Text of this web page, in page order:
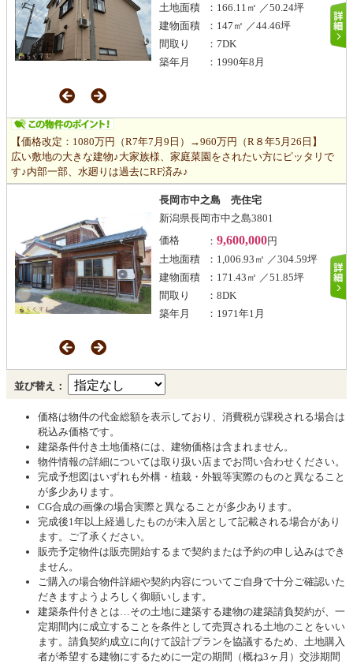
土地面積
：166.11㎡ ／50.24坪
建物面積
：147㎡ ／44.46坪
間取り
：7DK
築年月
：1990年8月
【価格改定：1080万円（R7年7月9日）→960万円（R８年5月26日】
広い敷地の大きな建物♪大家族様、家庭菜園をされたい方にピッタリで
す♪内部一部、水廻りは過去にRF済み♪
長岡市中之島 売住宅
新潟県長岡市中之島3801
価格
： 9,600,000円
土地面積
：1,006.93㎡ ／304.59坪
建物面積
：171.43㎡ ／51.85坪
間取り
：8DK
築年月
：1971年1月
並び替え：
価格は物件の代金総額を表示しており、消費税が課税される場合は
税込み価格です。
建築条件付き土地価格には、建物価格は含まれません。
物件情報の詳細については取り扱い店までお問い合わせください。
完成予想図はいずれも外構・植栽・外観等実際のものと異なること
が多少あります。
CG合成の画像の場合実際と異なることが多少あります。
完成後1年以上経過したものが未入居として記載される場合があり
ます。ご了承ください。
販売予定物件は販売開始するまで契約または予約の申し込みはでき
ません。
ご購入の場合物件詳細や契約内容についてご自身で十分ご確認いた
だきますようよろしく御願いします。
建築条件付きとは…その土地に建築する建物の建築請負契約が、一
定期間内に成立することを条件として売買される土地のことをいい
ます。請負契約成立に向けて設計プランを協議するため、土地購入
者が希望する建物にするために一定の期間（概ね3ヶ月）交渉期間